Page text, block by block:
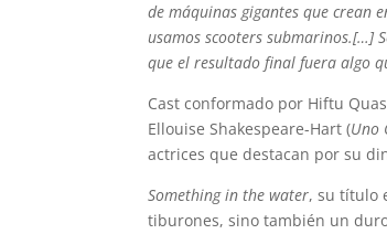
de máquinas gigantes que crean
usamos scooters submarinos.[…]
que el resultado final fuera algo
Cast conformado por Hiftu
Ellouise Shakespeare-Hart (Uno
actrices que destacan por su
Something in the water, su título
tiburones, sino también un